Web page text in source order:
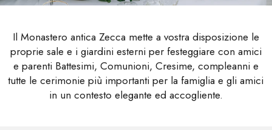
Il Monastero antica Zecca mette a vostra disposizione le
proprie sale e i giardini esterni per festeggiare con amici
e parenti Battesimi, Comunioni, Cresime, compleanni e
tutte le cerimonie più importanti per la famiglia e gli amici
in un contesto elegante ed accogliente.